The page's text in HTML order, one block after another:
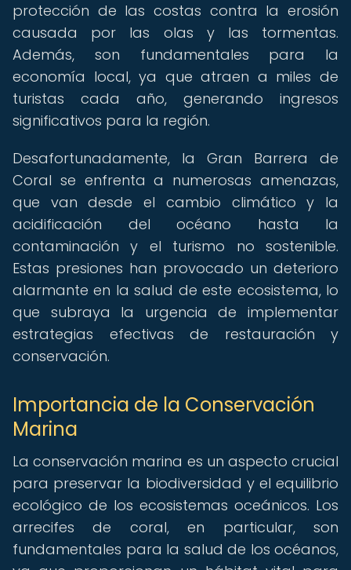
protección de las costas contra la erosión
causada por las olas y las tormentas.
Además, son fundamentales para la
economía local, ya que atraen a miles de
turistas cada año, generando ingresos
significativos para la región.
Desafortunadamente, la Gran Barrera de
Coral se enfrenta a numerosas amenazas,
que van desde el cambio climático y la
acidificación del océano hasta la
contaminación y el turismo no sostenible.
Estas presiones han provocado un deterioro
alarmante en la salud de este ecosistema, lo
que subraya la urgencia de implementar
estrategias efectivas de restauración y
conservación.
Importancia de la Conservación
Marina
La conservación marina es un aspecto crucial
para preservar la biodiversidad y el equilibrio
ecológico de los ecosistemas oceánicos. Los
arrecifes de coral, en particular, son
fundamentales para la salud de los océanos,